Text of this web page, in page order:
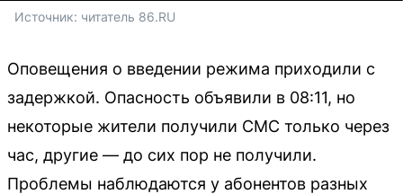
Источник: читатель 86.RU
Оповещения о введении режима приходили с
задержкой. Опасность объявили в 08:11, но
некоторые жители получили СМС только через
час, другие — до сих пор не получили.
Проблемы наблюдаются у абонентов разных